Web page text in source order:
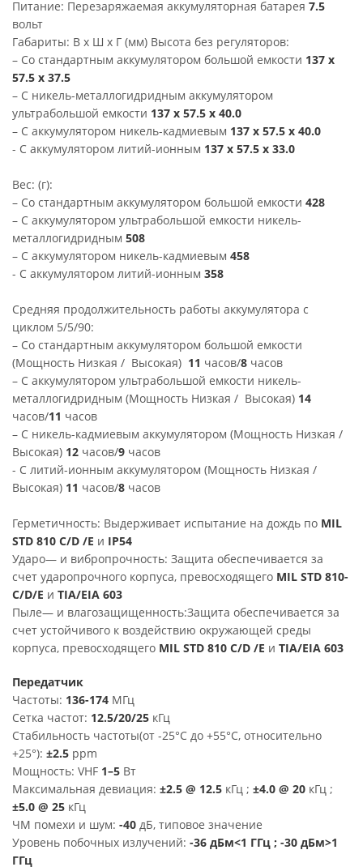
Питание: Перезаряжаемая аккумуляторная батарея 7.5
вольт
Габариты: В x Ш x Г (мм) Высота без регуляторов:
– Со стандартным аккумулятором большой емкости 137 x
57.5 x 37.5
– С никель-металлогидридным аккумулятором
ультрабольшой емкости 137 x 57.5 x 40.0
– С аккумулятором никель-кадмиевым 137 x 57.5 x 40.0
- С аккумулятором литий-ионным 137 x 57.5 x 33.0
Вес: (г):
– Со стандартным аккумулятором большой емкости 428
– С аккумулятором ультрабольшой емкости никель-
металлогидридным 508
– С аккумулятором никель-кадмиевым 458
- С аккумулятором литий-ионным 358
Средняя продолжительность работы аккумулятора с
циклом 5/5/90:
– Со стандартным аккумулятором большой емкости
(Мощность Низкая / Высокая) 11 часов/8 часов
– С аккумулятором ультрабольшой емкости никель-
металлогидридным (Мощность Низкая / Высокая) 14
часов/11 часов
– С никель-кадмиевым аккумулятором (Мощность Низкая /
Высокая) 12 часов/9 часов
- С литий-ионным аккумулятором (Мощность Низкая /
Высокая) 11 часов/8 часов
Герметичность: Выдерживает испытание на дождь по MIL
STD 810 C/D /E и IP54
Ударо— и вибропрочность: Защита обеспечивается за
счет ударопрочного корпуса, превосходящего MIL STD 810-
C/D/E и TIA/EIA 603
Пыле— и влагозащищенность:Защита обеспечивается за
счет устойчивого к воздействию окружающей среды
корпуса, превосходящего MIL STD 810 C/D /E и TIA/EIA 603
Передатчик
Частоты: 136-174 МГц
Сетка частот: 12.5/20/25 кГц
Стабильность частоты(от -25°C до +55°C, относительно
+25°): ±2.5 ppm
Мощность: VHF 1–5 Вт
Максимальная девиация: ±2.5 @ 12.5 кГц ; ±4.0 @ 20 кГц ;
±5.0 @ 25 кГц
ЧМ помехи и шум: -40 дБ, типовое значение
Уровень побочных излучений: -36 дБм<1 ГГц ; -30 дБм>1
ГГц